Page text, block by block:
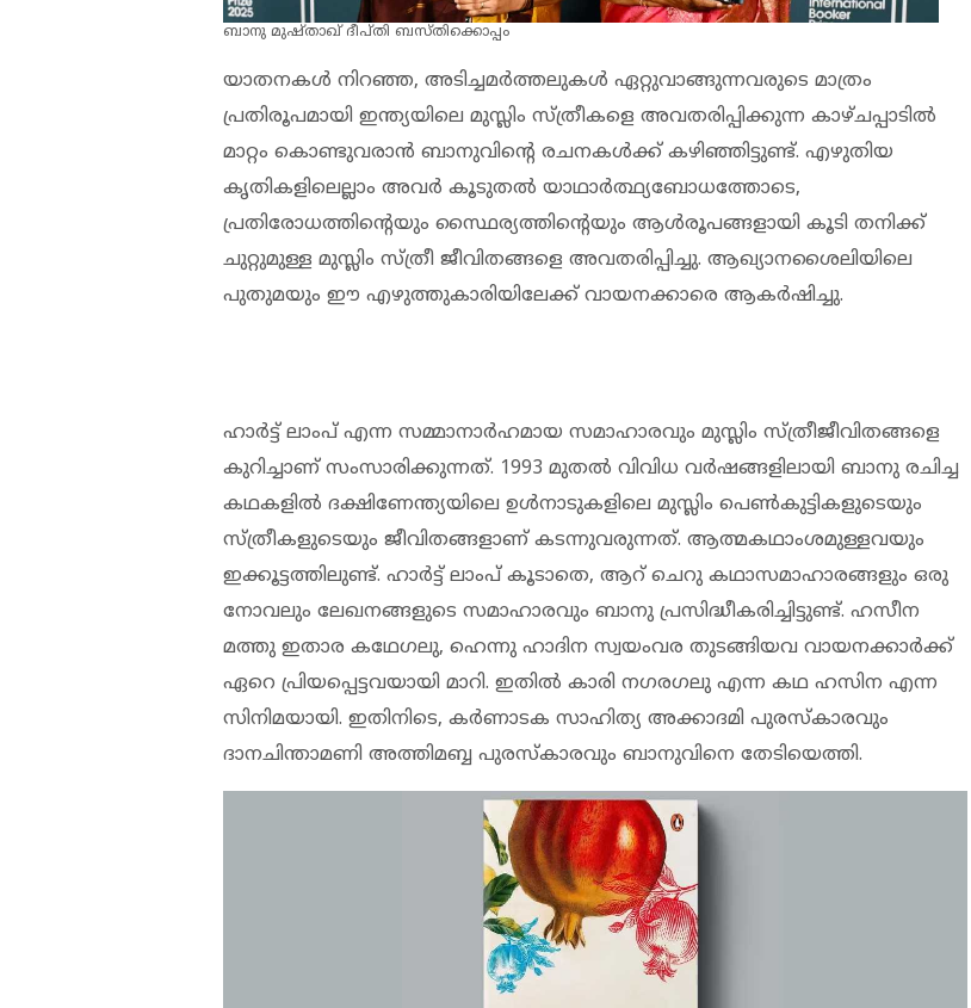
ബാനു മുഷ്താഖ് ദീപ്തി ബസ്തിക്കൊപ്പം
യാതനകള്‍ നിറഞ്ഞ, അടിച്ചമര്‍ത്തലുകള്‍ ഏറ്റുവാങ്ങുന്നവരുടെ മാത്രം
പ്രതിരൂപമായി ഇന്ത്യയിലെ മുസ്ലിം സ്ത്രീകളെ അവതരിപ്പിക്കുന്ന കാഴ്ചപ്പാടില്‍
മാറ്റം കൊണ്ടുവരാന്‍ ബാനുവിന്റെ രചനകള്‍ക്ക് കഴിഞ്ഞിട്ടുണ്ട്. എഴുതിയ
കൃതികളിലെല്ലാം അവര്‍ കൂടുതല്‍ യാഥാര്‍ത്ഥ്യബോധത്തോടെ,
പ്രതിരോധത്തിന്റെയും സ്ഥൈര്യത്തിന്റെയും ആള്‍രൂപങ്ങളായി കൂടി തനിക്ക്
ചുറ്റുമുള്ള മുസ്ലിം സ്ത്രീ ജീവിതങ്ങളെ അവതരിപ്പിച്ചു. ആഖ്യാനശൈലിയിലെ
പുതുമയും ഈ എഴുത്തുകാരിയിലേക്ക് വായനക്കാരെ ആകര്‍ഷിച്ചു.
ഹാര്‍ട്ട് ലാംപ് എന്ന സമ്മാനാര്‍ഹമായ സമാഹാരവും മുസ്ലിം സ്ത്രീജീവിതങ്ങളെ
കുറിച്ചാണ് സംസാരിക്കുന്നത്. 1993 മുതല്‍ വിവിധ വര്‍ഷങ്ങളിലായി ബാനു രചിച്ച
കഥകളില്‍ ദക്ഷിണേന്ത്യയിലെ ഉള്‍നാടുകളിലെ മുസ്ലിം പെണ്‍കുട്ടികളുടെയും
സ്ത്രീകളുടെയും ജീവിതങ്ങളാണ് കടന്നുവരുന്നത്. ആത്മകഥാംശമുള്ളവയും
ഇക്കൂട്ടത്തിലുണ്ട്. ഹാര്‍ട്ട് ലാംപ് കൂടാതെ, ആറ് ചെറു കഥാസമാഹാരങ്ങളും ഒരു
നോവലും ലേഖനങ്ങളുടെ സമാഹാരവും ബാനു പ്രസിദ്ധീകരിച്ചിട്ടുണ്ട്. ഹസീന
മത്തു ഇതാര കഥേഗലു, ഹെന്നു ഹാദിന സ്വയംവര തുടങ്ങിയവ വായനക്കാര്‍ക്ക്
ഏറെ പ്രിയപ്പെട്ടവയായി മാറി. ഇതില്‍ കാരി നഗരഗലു എന്ന കഥ ഹസിന എന്ന
സിനിമയായി. ഇതിനിടെ, കര്‍ണാടക സാഹിത്യ അക്കാദമി പുരസ്‌കാരവും
ദാനചിന്താമണി അത്തിമബ്ബ പുരസ്‌കാരവും ബാനുവിനെ തേടിയെത്തി.